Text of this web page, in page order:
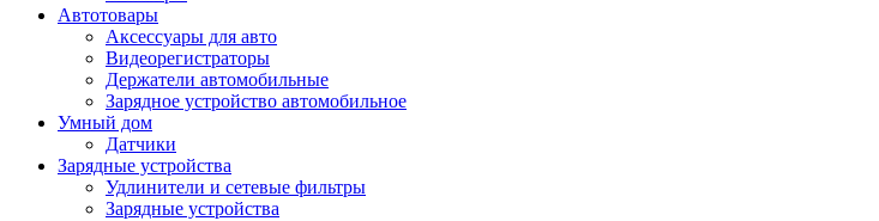
Автотовары
Аксессуары для авто
Видеорегистраторы
Держатели автомобильные
Зарядное устройство автомобильное
Умный дом
Датчики
Зарядные устройства
Удлинители и сетевые фильтры
Зарядные устройства